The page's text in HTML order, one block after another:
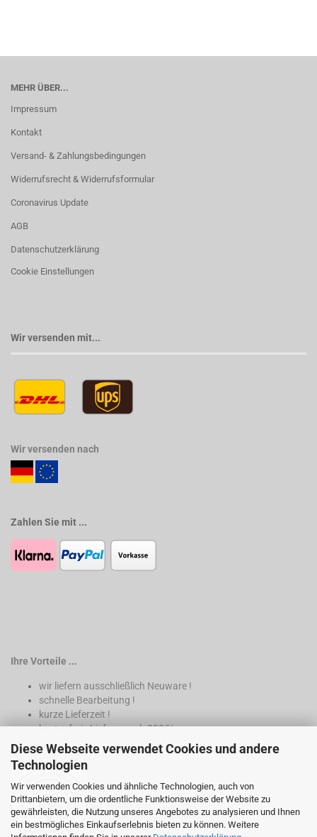
Diese Webseite verwendet Cookies und andere
Technologien
Wir verwenden Cookies und ähnliche Technologien, auch von
Drittanbietern, um die ordentliche Funktionsweise der Website zu
gewährleisten, die Nutzung unseres Angebotes zu analysieren und Ihnen
ein bestmögliches Einkaufserlebnis bieten zu können. Weitere
MEHR ÜBER...
Impressum
Kontakt
Versand- & Zahlungsbedingungen
Widerrufsrecht & Widerrufsformular
Coronavirus Update
AGB
Datenschutzerklärung
Cookie Einstellungen
Wir versenden mit...
Wir versenden nach
Zahlen Sie mit ...
Ihre Vorteile ...
wir liefern ausschließlich Neuware !
schnelle Bearbeitung !
kurze Lieferzeit !
kostenfreie Lieferung ab 200€*
* nur innerhalb Deutschland